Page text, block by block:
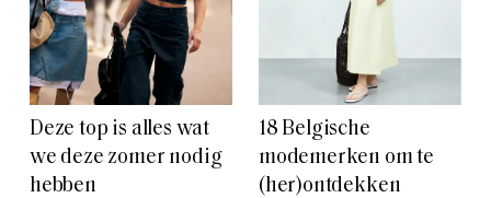
Deze top is alles wat
we deze zomer nodig
hebben
18 Belgische
modemerken om te
(her)ontdekken